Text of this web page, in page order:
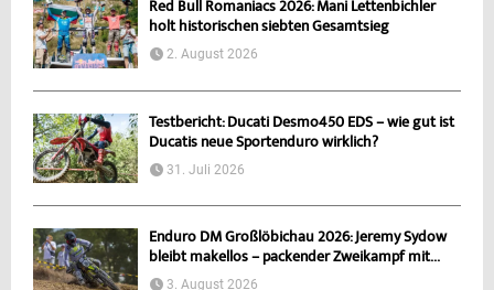
Red Bull Romaniacs 2026: Mani Lettenbichler
holt historischen siebten Gesamtsieg
2. August 2026
Testbericht: Ducati Desmo450 EDS – wie gut ist
Ducatis neue Sportenduro wirklich?
31. Juli 2026
Enduro DM Großlöbichau 2026: Jeremy Sydow
bleibt makellos – packender Zweikampf mit...
3. August 2026